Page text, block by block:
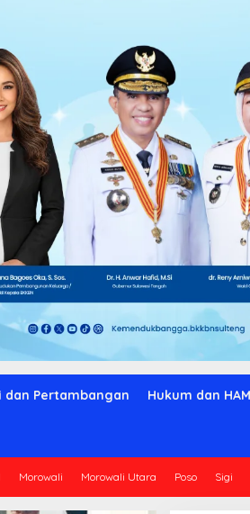
dan Pertambangan Hukum dan HAM
Morowali Morowali Utara Poso Sigi